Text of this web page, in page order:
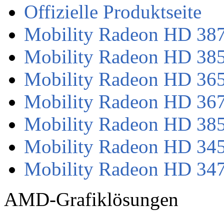
Offizielle Produktseite
Mobility Radeon HD
Mobility Radeon HD
Mobility Radeon HD
Mobility Radeon HD
Mobility Radeon HD
Mobility Radeon HD
Mobility Radeon HD
AMD-Grafiklösungen